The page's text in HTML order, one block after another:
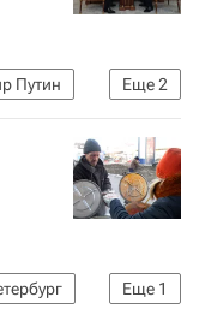
Еще2
Путин
Еще 1